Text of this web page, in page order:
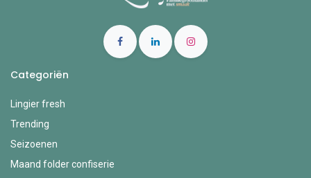
Categoriën
Lingier fresh
Trending
Seizoenen
Maand folder confiserie